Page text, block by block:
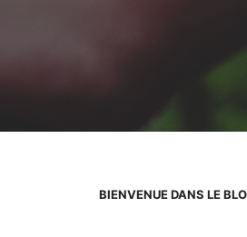
BIENVENUE DANS LE